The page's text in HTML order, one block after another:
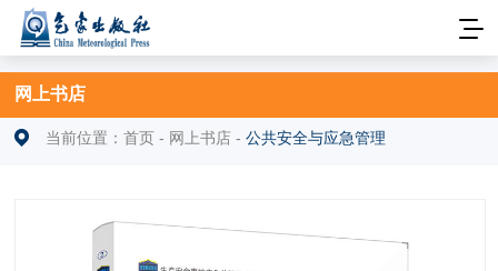
网上书店
当前位置：首页 - 网上书店 -公共安全与应急管理